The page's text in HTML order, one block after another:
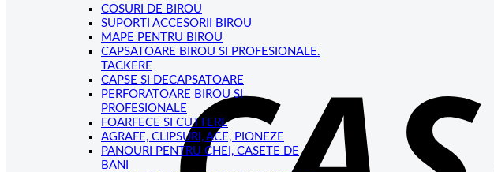
COSURI DE BIROU
SUPORTI ACCESORII BIROU
MAPE PENTRU BIROU
CAPSATOARE BIROU SI PROFESIONALE.
TACKERE
CAPSE SI DECAPSATOARE
PERFORATOARE BIROU SI
PROFESIONALE
FOARFECE SI CUTTERE
AGRAFE, CLIPSURI, ACE, PIONEZE
PANOURI PENTRU CHEI, CASETE DE
BANI